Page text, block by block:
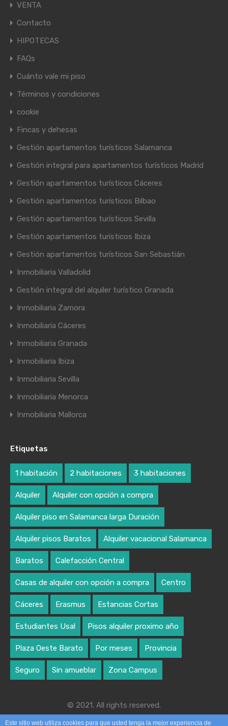
VENTA
Contacto
HIPOTECAS
FAQs
Cuánto vale mi piso
Términos y condiciones
cookie
Fincas y dehesas
Gestión apartamentos turísticos Salamanca
Gestión integral para apartamentos turísticos Madrid
Gestión apartamentos turísticos Cáceres
Gestión apartamentos turísticos Bilbao
Gestión apartamentos turísticos Sevilla
Gestión apartamentos turísticos Ibiza
Gestión apartamentos turísticos San Sebastián
Inmobiliaria Valladolid
Gestión integral del alquiler turístico Granada
Inmobiliaria Zamora
Inmobiliaria Cáceres
Inmobiliaria Granada
Inmobiliaria Ibiza
Inmobiliaria Sevilla
Inmobiliaria Menorca
Inmobiliaria Mallorca
Etiquetas
1 habitación 2 habitaciones 3 habitaciones
Alquiler Alquiler con opción a compra
Alquiler piso en Salamanca larga Duración
Alquiler pisos Baratos Alquiler vacacional Salamanca
Baratos Calefacción Central
Casas de alquiler con opción a compra Centro
Cáceres Erasmus Estancias Cortas
Estudiantes Usal Pisos alquiler proximo año
Plaza Oeste Barato Por meses Provincia
Seguro Sin amueblar Zona Campus
© 2021. All rights reserved.
Designed by algoritmo creativo
Este sitio web utiliza cookies para que usted tenga la mejor experiencia de